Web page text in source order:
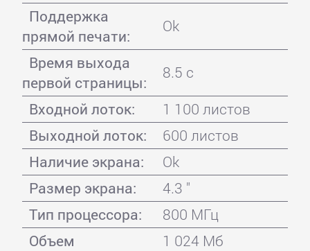
Поддержка
прямой печати:
Ok
Время выхода
первой страницы:
8.5 с
Входной лоток:
1 100 листов
Выходной лоток:
600 листов
Наличие экрана:
Ok
Размер экрана:
4.3 "
Тип процессора:
800 МГц
Объем
1 024 Мб